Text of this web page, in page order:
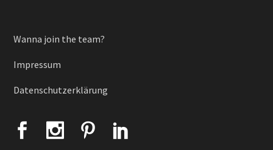
Wanna join the team?
Impressum
Datenschutzerklärung